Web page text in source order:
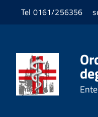
Tel 0161/256356